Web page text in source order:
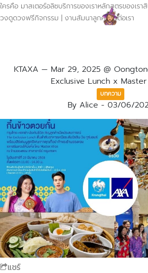
ใครคือ มาสเตอร์อลิซบริการของเราหลักสูตรของเรา
วงดูดวงฟรีกิจกรรม | งานสัมนาลูกค้าติดต่อเรา
KTAXA — Mar 29, 2025 @
Exclusive Lunch x
บทความ
By Alice - 03/06/
แชร์